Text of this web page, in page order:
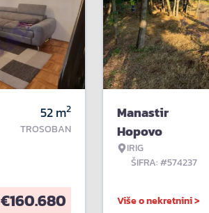
52m2
TROSOBAN
€160.680
Manastir
Hopovo
IRIG
ŠIFRA: #574237
Više o nekretnini >